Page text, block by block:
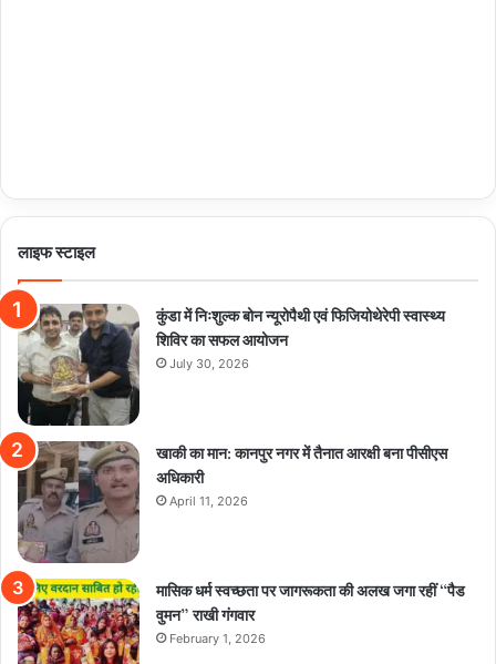
लाइफ स्टाइल
कुंडा में निःशुल्क बोन न्यूरोपैथी एवं फिजियोथेरेपी स्वास्थ्य
शिविर का सफल आयोजन
July 30, 2026
खाकी का मान: कानपुर नगर में तैनात आरक्षी बना पीसीएस
अधिकारी
April 11, 2026
मासिक धर्म स्वच्छता पर जागरूकता की अलख जगा रहीं “पैड
वुमन” राखी गंगवार
February 1, 2026